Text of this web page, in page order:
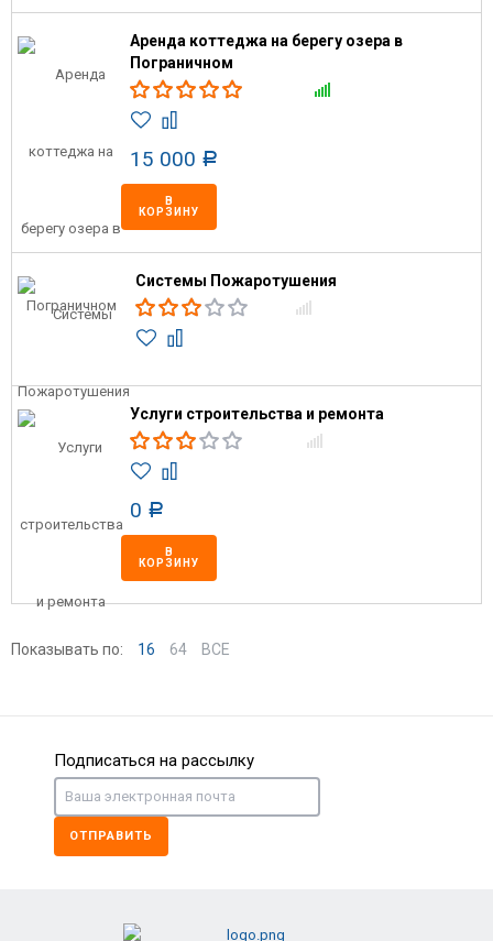
Аренда коттеджа на берегу озера в
Пограничном
15 000 Р
В
КОРЗИНУ
Системы Пожаротушения
Услуги строительства и ремонта
0 Р
В
КОРЗИНУ
Показывать по: 16 64 ВСЕ
Подписаться на рассылку
ОТПРАВИТЬ